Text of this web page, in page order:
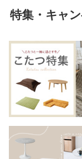
特集・キャ